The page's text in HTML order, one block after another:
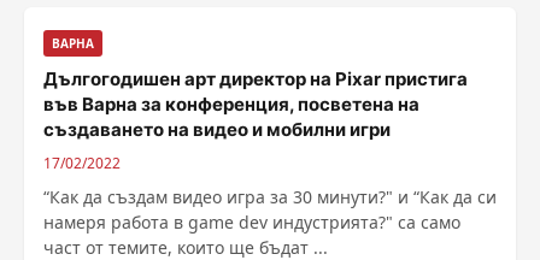
ВАРНА
Дългогодишен арт директор на Pixar пристига
във Варна за конференция, посветена на
създаването на видео и мобилни игри
17/02/2022
“Как да създам видео игра за 30 минути?" и “Как да си
намеря работа в game dev индустрията?" са само
част от темите, които ще бъдат ...